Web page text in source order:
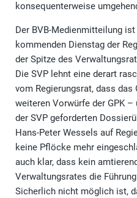
konsequenterweise
Der BVB-Medienmitteilung
kommenden Dienstag der
der Spitze des
Die SVP lehnt eine derart
vom Regierungsrat, dass
weiteren Vorwürfe der GPK
der SVP geforderten
Hans-Peter Wessels auf
keine Pflöcke mehr
auch klar, dass kein
Verwaltungsrates die
Sicherlich nicht möglich ist,